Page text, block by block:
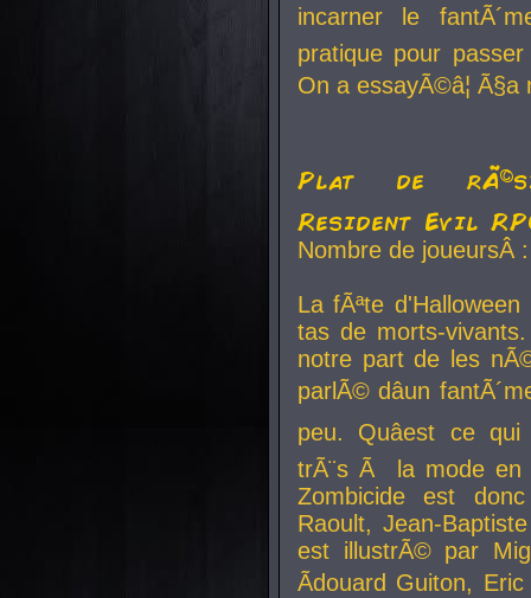
incarner le
pratique pour
On a essayÃ©â¦
Plat de
Resident Evil
Nombre de
La fÃªte
tas de morts-
notre part de les
parlÃ© dâun
peu. Quâest ce
trÃ¨s Ã la mode en
Zombicide est
Raoult, Jean-
est illustrÃ© par
Ãdouard Guiton,